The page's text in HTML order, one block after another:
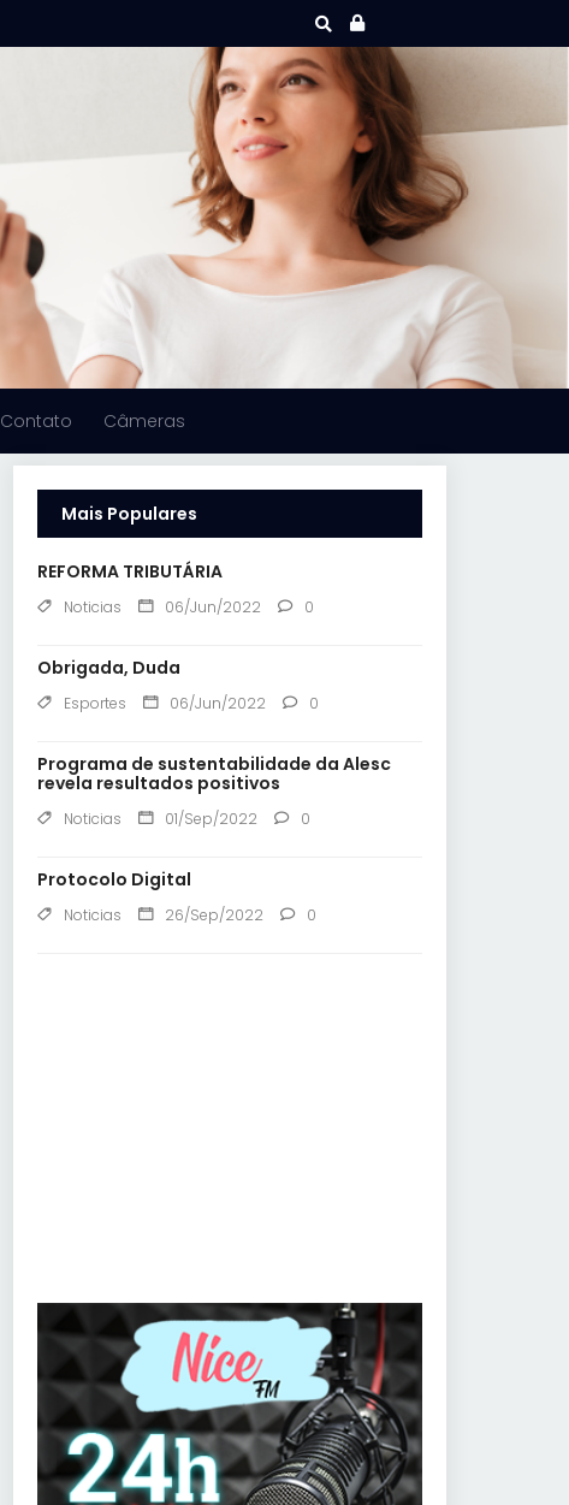
Contato Câmeras
Mais Populares
REFORMA TRIBUTÁRIA
Noticias 06/Jun/2022 0
Obrigada, Duda
Esportes 06/Jun/2022 0
Programa de sustentabilidade da Alesc
revela resultados positivos
Noticias 01/Sep/2022 0
Protocolo Digital
Noticias 26/Sep/2022 0